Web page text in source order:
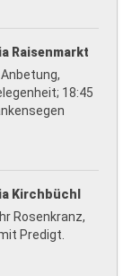
Raisenmarkt
18:45
Kirchbüchl
Rosenkranz,
Predigt.